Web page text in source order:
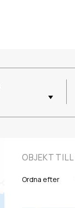
OBJEKT TILL
Uppdaterad Fallande